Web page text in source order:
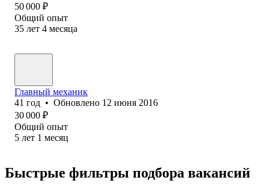
50 000 ₽
Общий опыт
35 лет 4 месяца
Главный механик
41 год • Обновлено 12 июня 2016
30 000 ₽
Общий опыт
5 лет 1 месяц
Быстрые фильтры подбора вакансий